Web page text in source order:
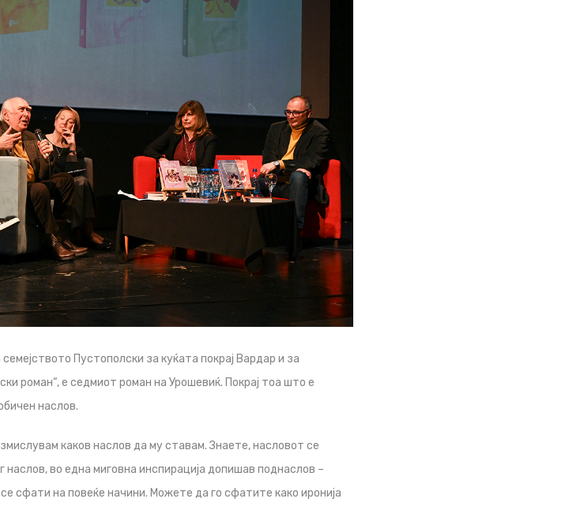
Пустополски за куќата покрај Вардар и за
роман“, е седмиот роман на Урошевиќ. Покрај тоа што е
наслов.
каков наслов да му ставам. Знаете, насловот се
наслов, во една миговна инспирација допишав поднаслов –
сфати на повеќе начини. Можете да го сфатите како иронија